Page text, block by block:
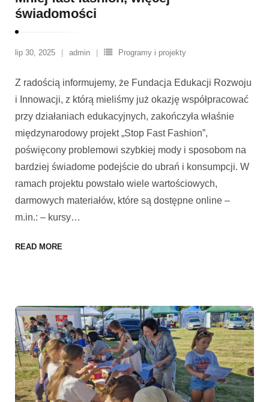
świadomości
lip 30, 2025 admin Programy i projekty
Z radością informujemy, że Fundacja Edukacji Rozwoju
i Innowacji, z którą mieliśmy już okazję współpracować
przy działaniach edukacyjnych, zakończyła właśnie
międzynarodowy projekt „Stop Fast Fashion”,
poświęcony problemowi szybkiej mody i sposobom na
bardziej świadome podejście do ubrań i konsumpcji. W
ramach projektu powstało wiele wartościowych,
darmowych materiałów, które są dostępne online –
m.in.: – kursy…
READ MORE